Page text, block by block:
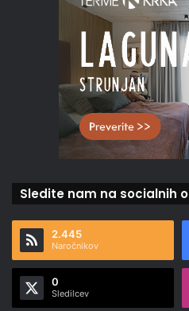
Sledite nam na socialnih
2.445
Naročnikov
0
Sledilcev